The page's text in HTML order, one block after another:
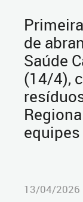
de
Saúde
(14/4),
13/04/2026